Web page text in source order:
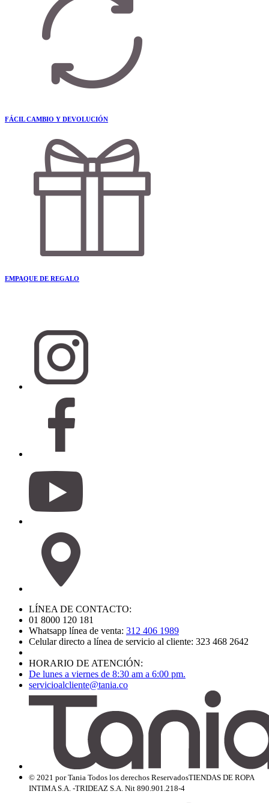
FÁCIL CAMBIO Y DEVOLUCIÓN
EMPAQUE DE REGALO
LÍNEA DE CONTACTO:
01 8000 120 181
Whatsapp línea de venta: 312 406 1989
Celular directo a línea de servicio al cliente: 323 468 2642
HORARIO DE ATENCIÓN:
De lunes a viernes de 8:30 am a 6:00 pm.
servicioalcliente@tania.co
© 2021 por Tania Todos los derechos ReservadosTIENDAS DE ROPA
INTIMA S.A. -TRIDEAZ S.A. Nit 890.901.218-4